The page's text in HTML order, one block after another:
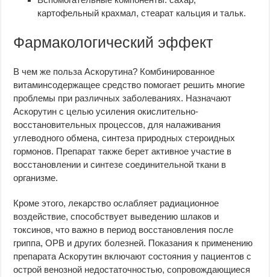
картофельный крахмал, стеарат кальция и тальк.
Фармакологический эффект
В чем же польза Аскорутина? Комбинированное
витаминсодержащее средство помогает решить многие
проблемы при различных заболеваниях. Назначают
Аскорутин с целью усиления окислительно-
восстановительных процессов, для налаживания
углеводного обмена, синтеза природных стероидных
гормонов. Препарат также берет активное участие в
восстановлении и синтезе соединительной ткани в
организме.
Кроме этого, лекарство ослабляет радиационное
воздействие, способствует выведению шлаков и
токсинов, что важно в период восстановления после
гриппа, ОРВ и других болезней. Показания к применению
препарата Аскорутин включают состояния у пациентов с
острой венозной недостаточностью, сопровождающиеся